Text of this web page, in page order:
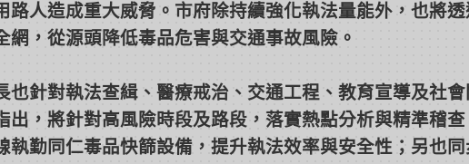
路人造成重大威脅。市府除持續強化執法量能外，也將
網，從源頭降低毒品危害與交通事故風險。
也針對執法查緝、醫療戒治、交通工程、教育宣導及社
出，將針對高風險時段及路段，落實熱點分析與精準稽
執勤同仁毒品快篩設備，提升執法效率與安全性；另也